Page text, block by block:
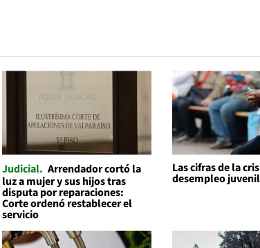
Judicial Arrendador cortó la
luz a mujer y sus hijos tras
disputa por reparaciones:
Corte ordenó restablecer el
servicio
Las cifras de la
desempleo juvenil